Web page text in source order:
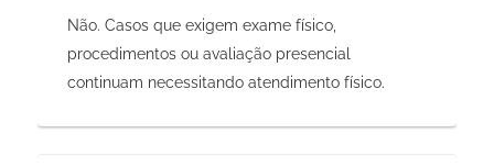
Não. Casos que exigem exame físico,
procedimentos ou avaliação presencial
continuam necessitando atendimento físico.